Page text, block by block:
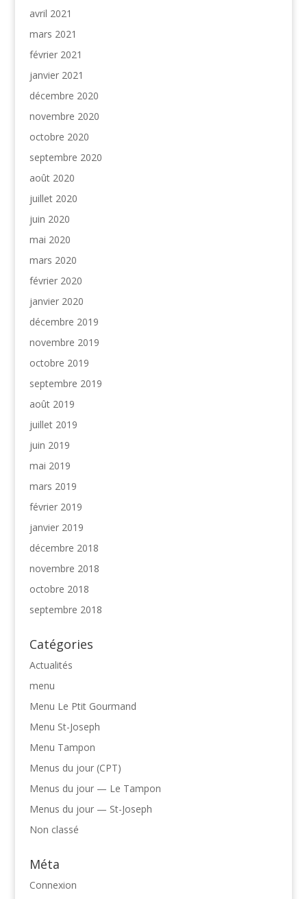
avril 2021
mars 2021
février 2021
janvier 2021
décembre 2020
novembre 2020
octobre 2020
septembre 2020
août 2020
juillet 2020
juin 2020
mai 2020
mars 2020
février 2020
janvier 2020
décembre 2019
novembre 2019
octobre 2019
septembre 2019
août 2019
juillet 2019
juin 2019
mai 2019
mars 2019
février 2019
janvier 2019
décembre 2018
novembre 2018
octobre 2018
septembre 2018
Catégories
Actualités
menu
Menu Le Ptit Gourmand
Menu St-Joseph
Menu Tampon
Menus du jour (CPT)
Menus du jour — Le Tampon
Menus du jour — St-Joseph
Non classé
Méta
Connexion